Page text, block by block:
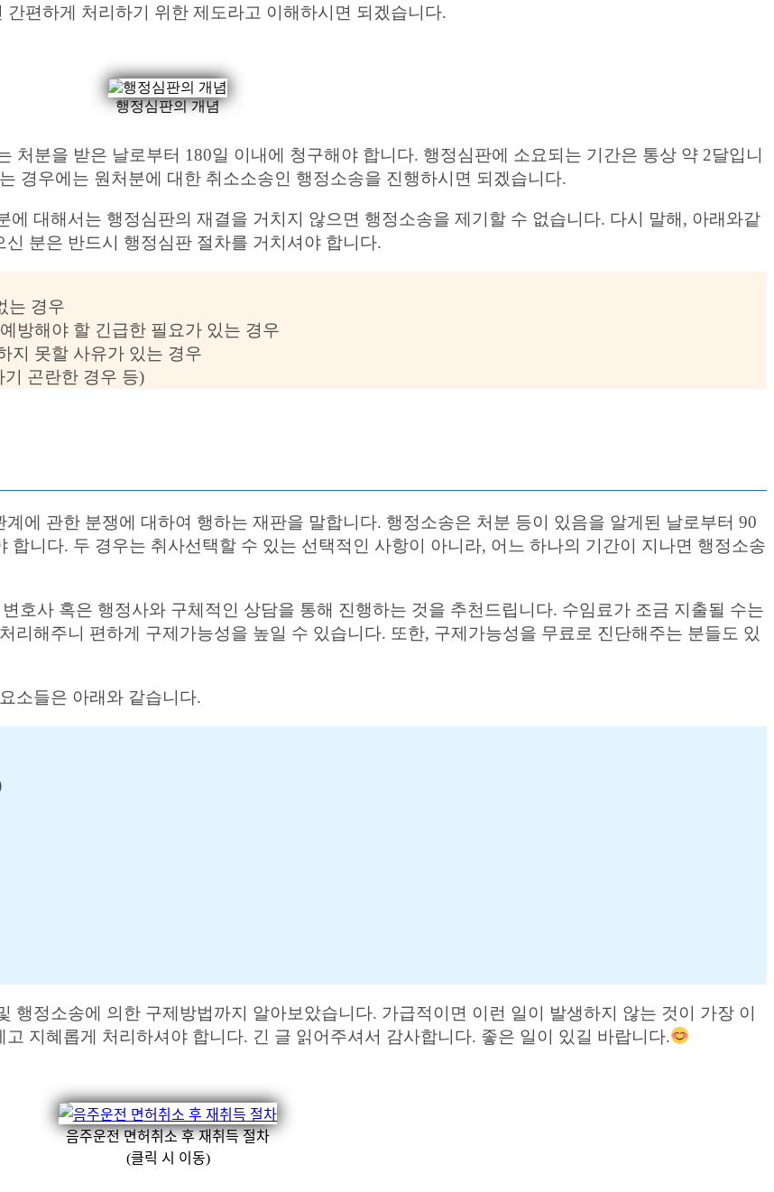
편하게 처리하기 위한 제도라고 이해하시면 되겠습니다.
행정심판의 개념
처분을 받은 날로부터 180일 이내에 청구해야 합니다. 행정심판에 소요되는 기간은 통상 약 2달입니
경우에는 원처분에 대한 취소소송인 행정소송을 진행하시면 되겠습니다.
대해서는 행정심판의 재결을 거치지 않으면 행정소송을 제기할 수 없습니다. 다시 말해, 아래와같
분은 반드시 행정심판 절차를 거치셔야 합니다.
는 경우
방해야 할 긴급한 필요가 있는 경우
지 못할 사유가 있는 경우
곤란한 경우 등)
에 관한 분쟁에 대하여 행하는 재판을 말합니다. 행정소송은 처분 등이 있음을 알게된 날로부터 90
니다. 두 경우는 취사선택할 수 있는 선택적인 사항이 아니라, 어느 하나의 기간이 지나면 행정소송
호사 혹은 행정사와 구체적인 상담을 통해 진행하는 것을 추천드립니다. 수임료가 조금 지출될 수는
리해주니 편하게 구제가능성을 높일 수 있습니다. 또한, 구제가능성을 무료로 진단해주는 분들도 있
소들은 아래와 같습니다.
행정소송에 의한 구제방법까지 알아보았습니다. 가급적이면 이런 일이 발생하지 않는 것이 가장 이
지혜롭게 처리하셔야 합니다. 긴 글 읽어주셔서 감사합니다. 좋은 일이 있길 바랍니다.
음주운전 면허취소 후 재취득 절차
(클릭 시 이동)